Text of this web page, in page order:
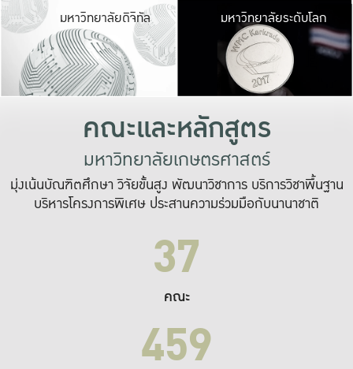
มหาวิทยาลัยดิจิทัล มหาวิ
เปลี่ยนแปลง แล
เพื่อทำง
ระบบสารสนเทศ
มหาวิทยาลัยระดับโลก
คณะและหลักสูตร
มหาวิทยาลัยเกษตรศาสตร์
มุ่งเน้นบัณฑิตศึกษา วิจัยขั้นสูง พัฒนาวิชาการ บริการวิชาพื้นฐาน
บริหารโครงการพิเศษ ประสานความร่วมมือกับนานาชาติ
37
คณะ
459